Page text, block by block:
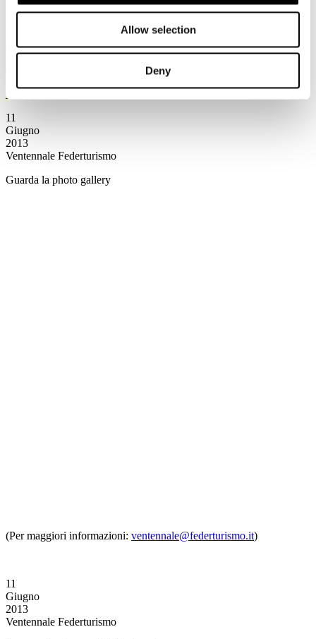
Allow selection
Deny
intensivo di 5 settimane orientato al Digital Marketing.
realizzati in collaborazione con importanti realtà del panorama
aziendale italiano.
Al termine del corso sono garantiti due colloqui per posizioni di
stage in ambito Digital Marketing e non solo.
11
Giugno
2013
Ventennale Federturismo
Guarda la photo gallery
(Per maggiori informazioni: ventennale@federturismo.it)
11
Giugno
2013
Ventennale Federturismo